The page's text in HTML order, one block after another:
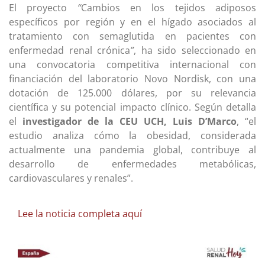
El proyecto “Cambios en los tejidos adiposos
específicos por región y en el hígado asociados al
tratamiento con semaglutida en pacientes con
enfermedad renal crónica”, ha sido seleccionado en
una convocatoria competitiva internacional con
financiación del laboratorio Novo Nordisk, con una
dotación de 125.000 dólares, por su relevancia
científica y su potencial impacto clínico. Según detalla
el investigador de la CEU UCH, Luis D’Marco, “el
estudio analiza cómo la obesidad, considerada
actualmente una pandemia global, contribuye al
desarrollo de enfermedades metabólicas,
cardiovasculares y renales”.
Lee la noticia completa aquí